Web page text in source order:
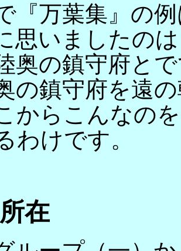
『万葉集』の
思いましたの
奥の鎮守府と
の鎮守府を遠
からこんなの
わけです。
在